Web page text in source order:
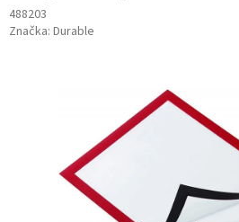
488203
Značka: Durable